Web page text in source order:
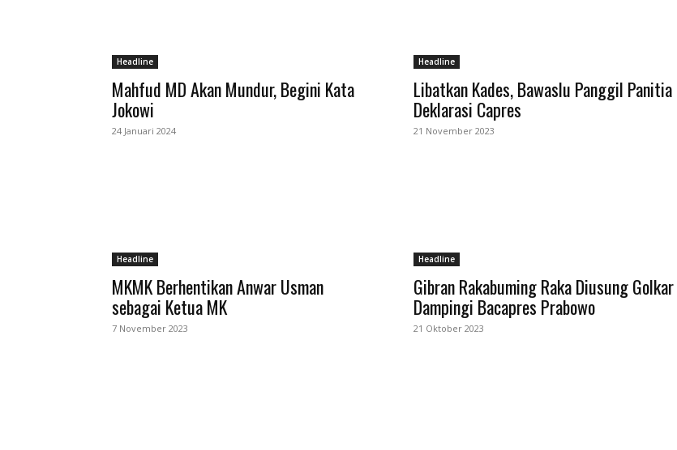
Headline
Mahfud MD Akan Mundur, Begini Kata
Jokowi
24 Januari 2024
Headline
Libatkan Kades, Bawaslu Panggil Panitia
Deklarasi Capres
21 November 2023
Headline
MKMK Berhentikan Anwar Usman
sebagai Ketua MK
7 November 2023
Headline
Gibran Rakabuming Raka Diusung Golkar
Dampingi Bacapres Prabowo
21 Oktober 2023